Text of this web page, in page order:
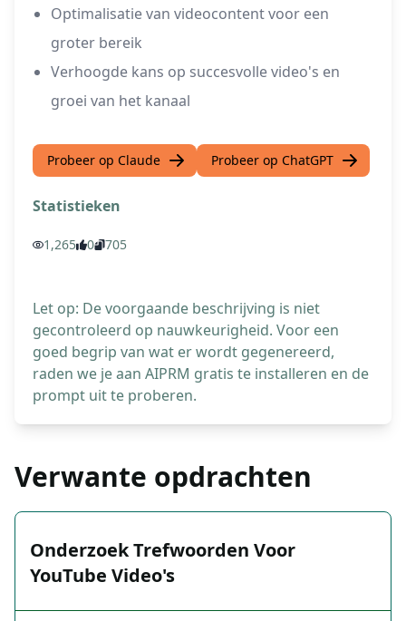
Optimalisatie van videocontent voor een
groter bereik
Verhoogde kans op succesvolle video's en
groei van het kanaal
Probeer op Claude Probeer op ChatGPT
Statistieken
1,265 0 705
Let op: De voorgaande beschrijving is niet
gecontroleerd op nauwkeurigheid. Voor een
goed begrip van wat er wordt gegenereerd,
raden we je aan AIPRM gratis te installeren en de
prompt uit te proberen.
Verwante opdrachten
Onderzoek Trefwoorden Voor
YouTube Video's